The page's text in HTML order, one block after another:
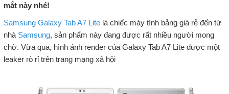
mắt này nhé!
Samsung Galaxy Tab A7 Litelà chiếc máy tính bảng giá rẻ đến từ
nhà Samsung, sản phẩm này đang được rất nhiều người mong
chờ. Vừa qua, hình ảnh render của Galaxy Tab A7 Lite được một
leaker rò rỉ trên trang mạng xã hội